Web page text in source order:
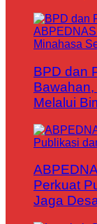
BPD dan
Melalui
Perkuat
Jaga